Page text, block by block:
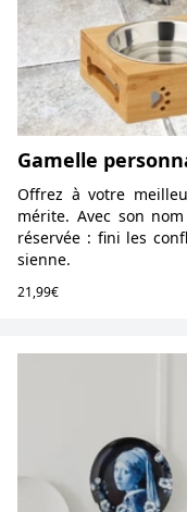
Gamelle
Offrez à votre
mérite. Avec son
réservée : fini les
sienne.
21,99€